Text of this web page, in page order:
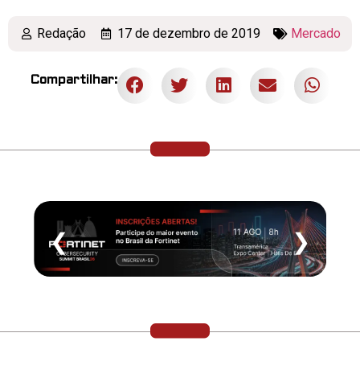
Redação 17 de dezembro de 2019 Mercado
Compartilhar:
❮ ❯